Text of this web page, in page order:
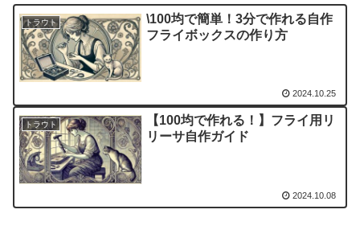
トラウト
\100均で簡単！3分で作れる自作
フライボックスの作り方
2024.10.25
トラウト
【100均で作れる！】フライ用リ
リーサ自作ガイド
2024.10.08